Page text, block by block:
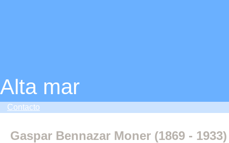
Alta mar
Contacto
Gaspar Bennazar Moner (1869 -